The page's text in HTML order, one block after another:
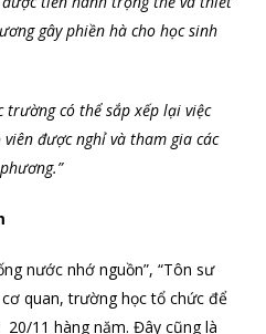
gây phiền hà cho học sinh
trường có thể sắp xếp lại việc
được nghỉ và tham gia các
nước nhớ nguồn”, “Tôn sư
quan, trường học tổ chức để
11 hàng năm. Đây cũng là